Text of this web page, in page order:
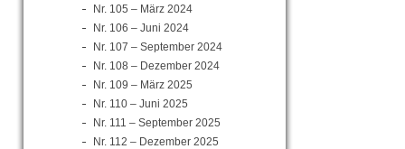
Nr. 105 – März 2024
Nr. 106 – Juni 2024
Nr. 107 – September 2024
Nr. 108 – Dezember 2024
Nr. 109 – März 2025
Nr. 110 – Juni 2025
Nr. 111 – September 2025
Nr. 112 – Dezember 2025